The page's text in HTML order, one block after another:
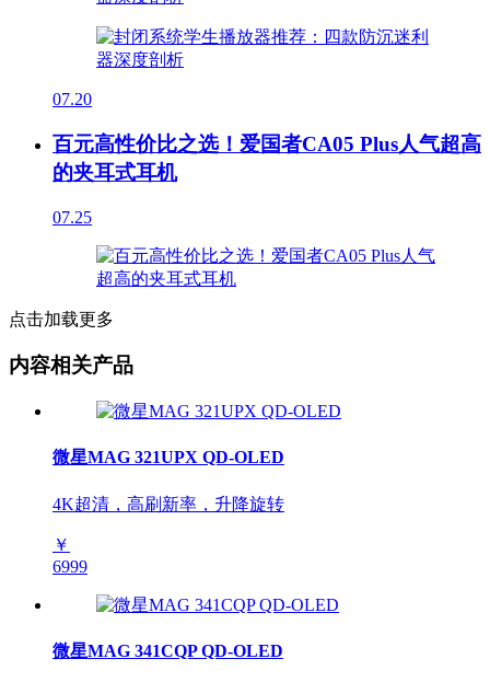
07.20
百元高性价比之选！爱国者CA05 Plus人气超高
的夹耳式耳机
07.25
点击加载更多
内容相关产品
微星MAG 321UPX QD-OLED
4K超清，高刷新率，升降旋转
￥
6999
微星MAG 341CQP QD-OLED